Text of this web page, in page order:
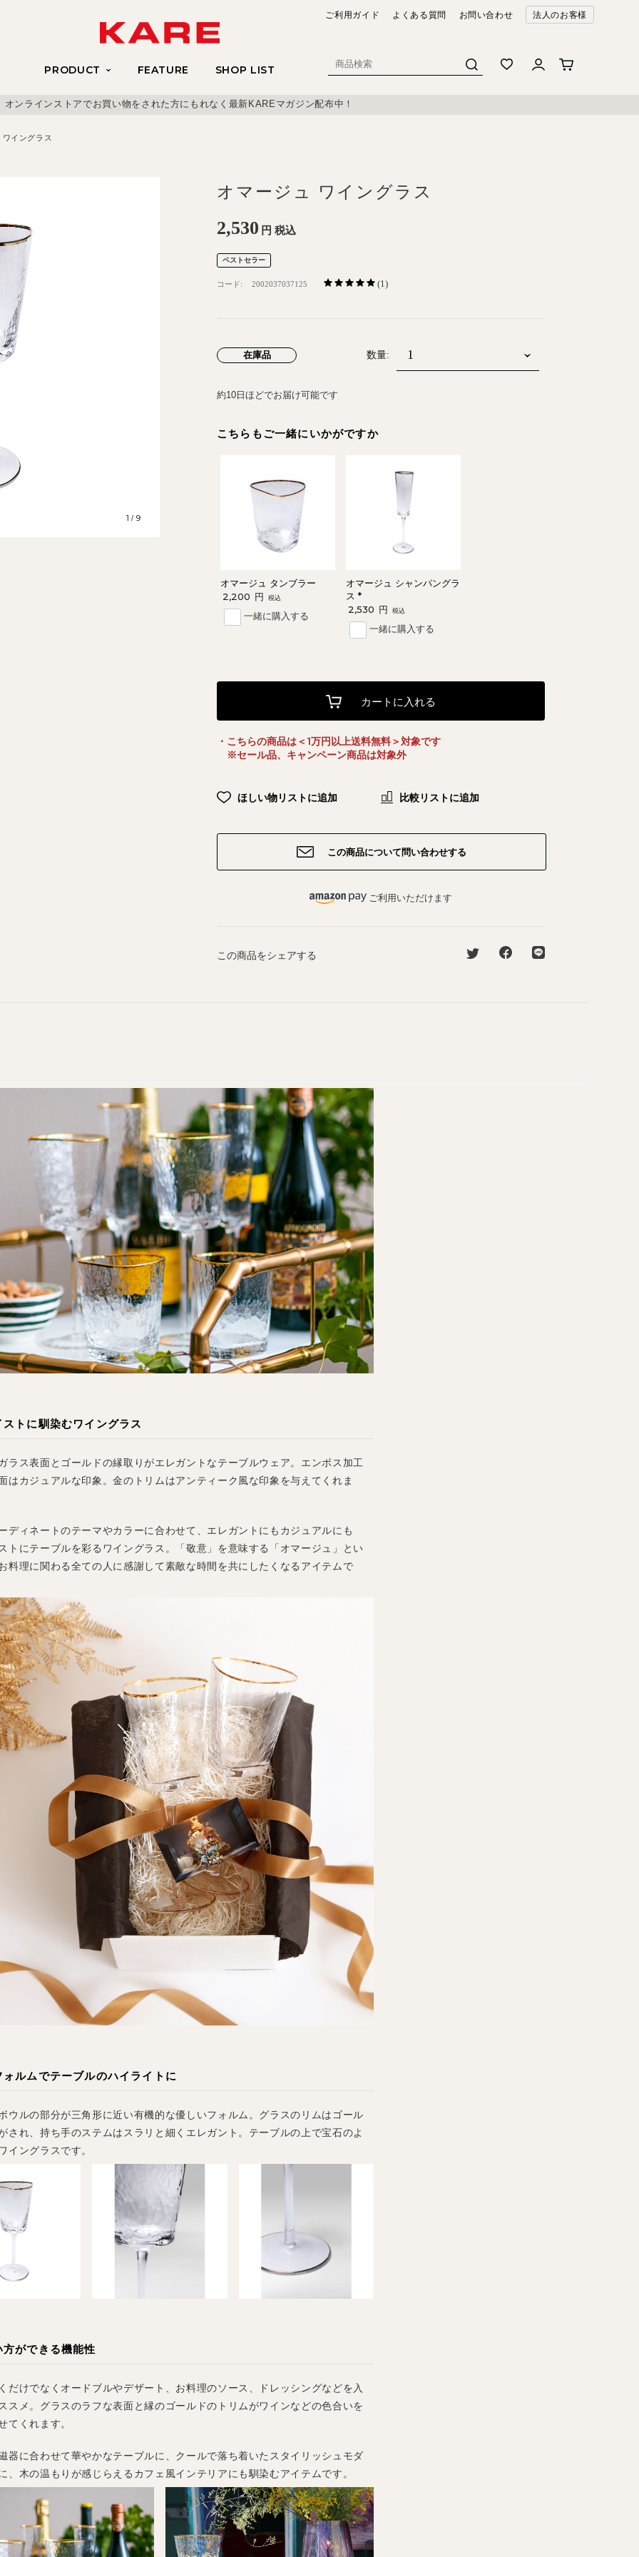
ご利用ガイド よくある質問 お問い合わせ 法人のお客様
PRODUCT FEATURE SHOP LIST
オンラインストアでお買い物をされた方にもれなく最新KAREマガジン配布中！
イングラス
1 / 9
オマージュ ワイングラス
2,530 円 税込
ベストセラー
コード: 2002037037125 (1)
在庫品 数量:
約10日ほどでお届け可能です
こちらもご一緒にいかがですか
オマージュ タンブラー
2,200 円 税込
一緒に購入する
オマージュ シャンパングラ
ス *
2,530 円 税込
一緒に購入する
カートに入れる
・こちらの商品は＜1万円以上送料無料＞対象です
※セール品、キャンペーン商品は対象外
ほしい物リストに追加 比較リストに追加
この商品について問い合わせする
ご利用いただけます
この商品をシェアする
トに馴染むワイングラス
ラス表面とゴールドの縁取りがエレガントなテーブルウェア。エンボス加工
はカジュアルな印象。金のトリムはアンティーク風な印象を与えてくれま
ディネートのテーマやカラーに合わせて、エレガントにもカジュアルにも
トにテーブルを彩るワイングラス。「敬意」を意味する「オマージュ」とい
料理に関わる全ての人に感謝して素敵な時間を共にしたくなるアイテムで
ルムでテーブルのハイライトに
ウルの部分が三角形に近い有機的な優しいフォルム。グラスのリムはゴール
され、持ち手のステムはスラリと細くエレガント。テーブルの上で宝石のよ
イングラスです。
ができる機能性
だけでなくオードブルやデザート、お料理のソース、ドレッシングなどを入
スメ。グラスのラフな表面と縁のゴールドのトリムがワインなどの色合いを
てくれます。
器に合わせて華やかなテーブルに、クールで落ち着いたスタイリッシュモダ
、木の温もりが感じらえるカフェ風インテリアにも馴染むアイテムです。